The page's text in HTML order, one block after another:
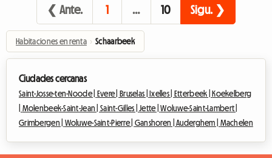
❮ Ante. 1 … 10 Sigu. ❯
Habitaciones en renta › Schaarbeek
Ciudades cercanas
Saint-Josse-ten-Noode | Evere | Bruselas | Ixelles | Etterbeek |
Koekelberg
Molenbeek-Saint-Jean |Saint-Gilles |Jette |Woluwe-Saint-Lambert |
Grimbergen | Woluwe-Saint-Pierre | Ganshoren |Auderghem | Machelen